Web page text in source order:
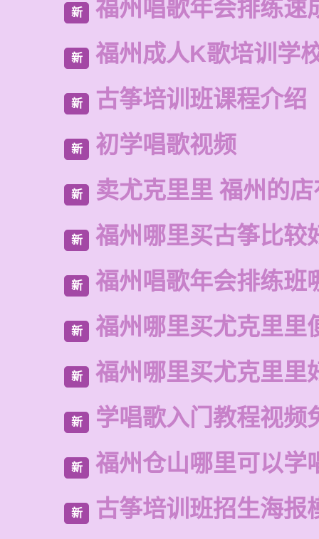
新 福州唱歌年会排练速
新 福州成人K歌培训学
新 古筝培训班课程介绍
新 初学唱歌视频
新 卖尤克里里 福州的
新 福州哪里买古筝比较
新 福州唱歌年会排练班
新 福州哪里买尤克里里
新 福州哪里买尤克里里
新 学唱歌入门教程视频
新 福州仓山哪里可以学
新 古筝培训班招生海报